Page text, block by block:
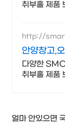
취부홀 제품
늘 출발
http://
안양창고,
다양한
취부홀 제품
얼마 안있으면